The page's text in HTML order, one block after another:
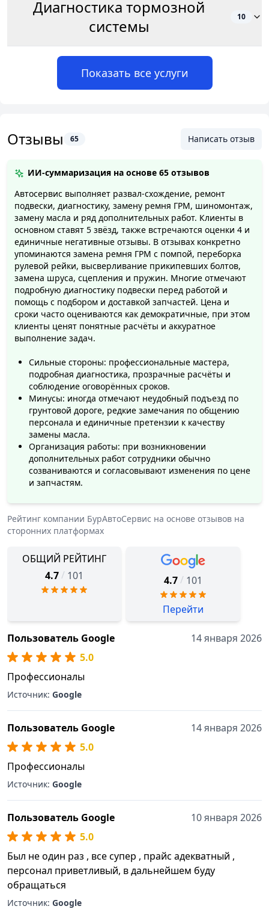
Диагностика тормозной
системы
10
Показать все услуги
Отзывы 65 Написать отзыв
ИИ-суммаризация на основе 65 отзывов
Автосервис выполняет развал-схождение, ремонт
подвески, диагностику, замену ремня ГРМ, шиномонтаж,
замену масла и ряд дополнительных работ. Клиенты в
основном ставят 5 звёзд, также встречаются оценки 4 и
единичные негативные отзывы. В отзывах конкретно
упоминаются замена ремня ГРМ с помпой, переборка
рулевой рейки, высверливание прикипевших болтов,
замена шруса, сцепления и пружин. Многие отмечают
подробную диагностику подвески перед работой и
помощь с подбором и доставкой запчастей. Цена и
сроки часто оцениваются как демократичные, при этом
клиенты ценят понятные расчёты и аккуратное
выполнение задач.
Сильные стороны: профессиональные мастера,
подробная диагностика, прозрачные расчёты и
соблюдение оговорённых сроков.
Минусы: иногда отмечают неудобный подъезд по
грунтовой дороге, редкие замечания по общению
персонала и единичные претензии к качеству
замены масла.
Организация работы: при возникновении
дополнительных работ сотрудники обычно
созваниваются и согласовывают изменения по цене
и запчастям.
Рейтинг компании БурАвтоСервис на основе отзывов на
сторонних платформах
ОБЩИЙ РЕЙТИНГ
4.7 / 101 4.7 / 101
Перейти
Пользователь Google
14 января 2026
5.0
Профессионалы
Источник: Google
Пользователь Google
14 января 2026
5.0
Профессионалы
Источник: Google
Пользователь Google
10 января 2026
5.0
Был не один раз , все супер , прайс адекватный ,
персонал приветливый, в дальнейшем буду
обращаться
Источник: Google